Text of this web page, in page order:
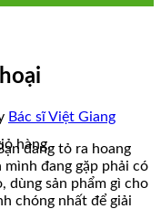
hàng.
Bác sĩ Việt Giang
đang tỏ ra hoang
mình đang gặp phải có
dùng sản phẩm gì cho
chóng nhất để giải